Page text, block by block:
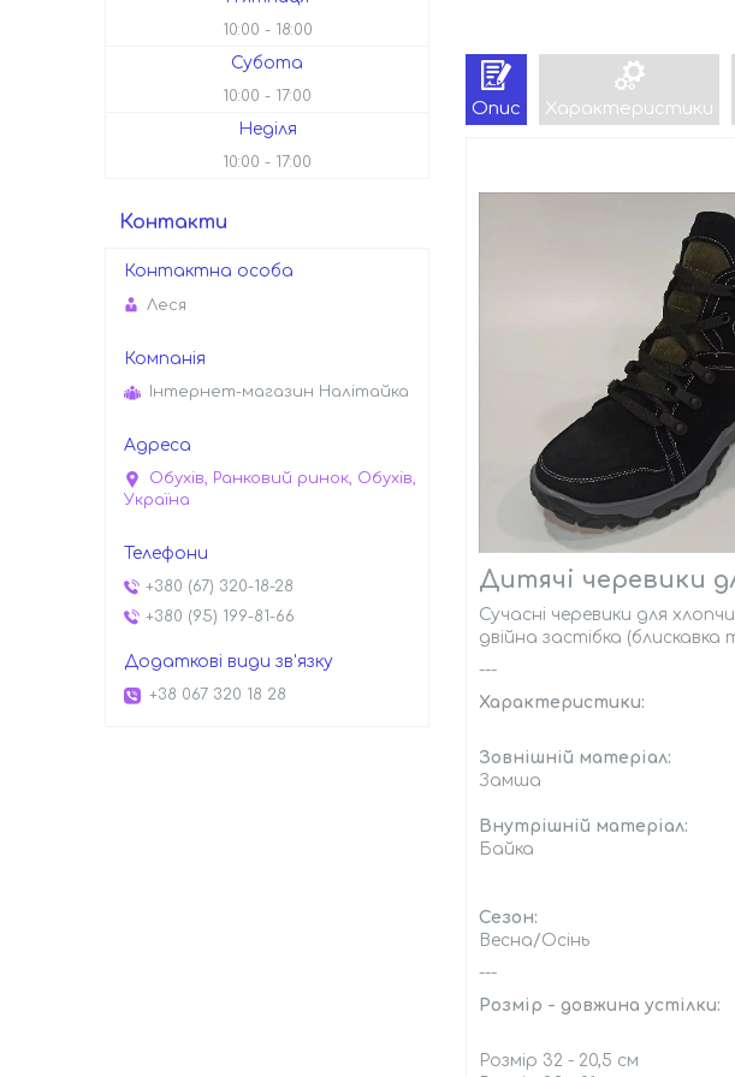
Опис Характеристики
Дитячі черевики
Сучасні черевики для
двійна застібка (блискавка
---
Характеристики:
Зовнішній матеріал:
Замша
Внутрішній матеріал:
Байка
Сезон:
Весна/Осінь
---
Розмір - довжина устілки:
Розмір 32 - 20,5 см
10:00 18:00
Субота
10:00 17:00
Неділя
10:00 17:00
Контакти
Леся
Інтернет-магазин Налітайка
Обухів, Ранковий ринок, Обухів,
Україна
+380 (67) 320-18-28
+380 (95) 199-81-66
+38 067 320 18 28